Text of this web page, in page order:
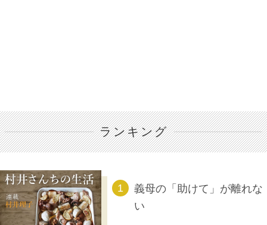
ランキング
義母の「助けて」が離れな
い